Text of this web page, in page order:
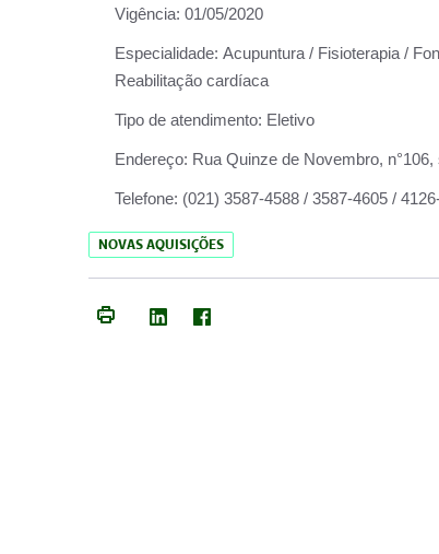
Vigência: 01/05/2020
Especialidade: Acupuntura / Fisioterapia /
Reabilitação cardíaca
Tipo de atendimento: Eletivo
Endereço: Rua Quinze de Novembro,
Telefone: (021) 3587-4588 / 3587-4605 /
NOVAS AQUISIÇÕES